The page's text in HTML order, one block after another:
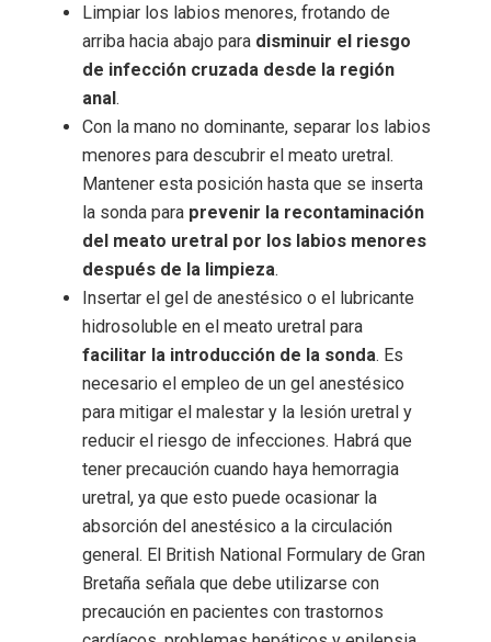
Limpiar los labios menores, frotando de
arriba hacia abajo para disminuir el riesgo
de infección cruzada desde la región
anal.
Con la mano no dominante, separar los labios
menores para descubrir el meato uretral.
Mantener esta posición hasta que se inserta
la sonda para prevenir la recontaminación
del meato uretral por los labios menores
después de la limpieza.
Insertar el gel de anestésico o el lubricante
hidrosoluble en el meato uretral para
facilitar la introducción de la sonda. Es
necesario el empleo de un gel anestésico
para mitigar el malestar y la lesión uretral y
reducir el riesgo de infecciones. Habrá que
tener precaución cuando haya hemorragia
uretral, ya que esto puede ocasionar la
absorción del anestésico a la circulación
general. El British National Formulary de Gran
Bretaña señala que debe utilizarse con
precaución en pacientes con trastornos